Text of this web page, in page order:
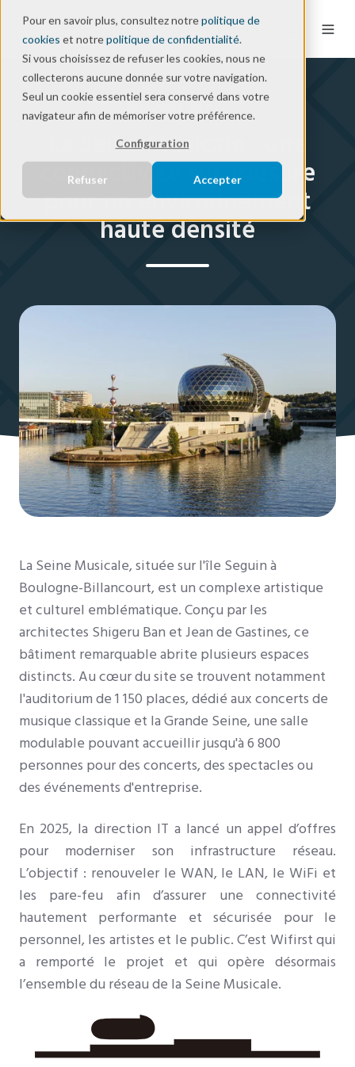
Pour en savoir plus, consultez notrepolitique de
cookies et notrepolitique de confidentialité.
Si vous choisissez de refuser les cookies, nous ne
collecterons aucune donnée sur votre navigation.
Seul un cookie essentiel sera conservé dans votre
navigateur afin de mémoriser votre préférence.
Configuration
Refuser Accepter
FR
Success Story
La Seine Musicale : une
connectivité sur-mesure
pour un environnement
haute densité
La Seine Musicale, située sur l'île Seguin à
Boulogne-Billancourt, est un complexe artistique
et culturel emblématique. Conçu par les
architectes Shigeru Ban et Jean de Gastines, ce
bâtiment remarquable abrite plusieurs espaces
distincts. Au cœur du site se trouvent notamment
l'auditorium de 1 150 places, dédié aux concerts de
musique classique et la Grande Seine, une salle
modulable pouvant accueillir jusqu'à 6 800
personnes pour des concerts, des spectacles ou
des événements d'entreprise.
En 2025, la direction IT a lancé un appel d’offres
pour moderniser son infrastructure réseau.
L’objectif : renouveler le WAN, le LAN, le WiFi et
les pare-feu afin d’assurer une connectivité
hautement performante et sécurisée pour le
personnel, les artistes et le public. C’est Wifirst qui
a remporté le projet et qui opère désormais
l’ensemble du réseau de la Seine Musicale.